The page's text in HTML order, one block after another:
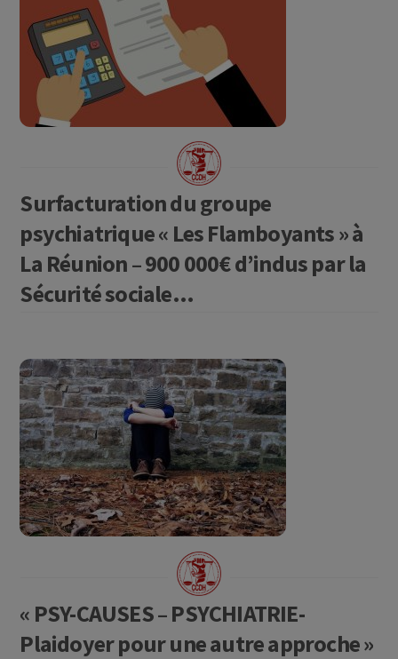
Surfacturation du groupe
psychiatrique « Les Flamboyants » à
La Réunion – 900 000€ d’indus par la
Sécurité sociale…
« PSY-CAUSES – PSYCHIATRIE-
Plaidoyer pour une autre approche »